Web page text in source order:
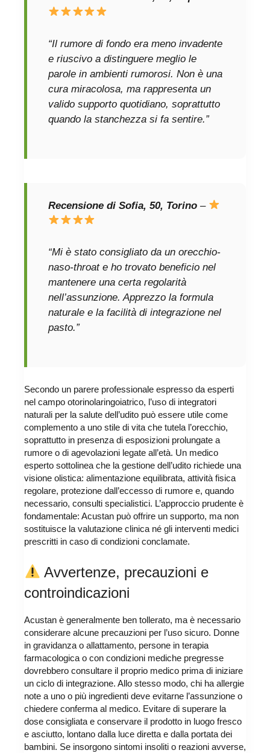
“Il rumore di fondo era meno invadente
e riuscivo a distinguere meglio le
parole in ambienti rumorosi. Non è una
cura miracolosa, ma rappresenta un
valido supporto quotidiano, soprattutto
quando la stanchezza si fa sentire.”
Recensione di Sofia, 50, Torino –
“Mi è stato consigliato da un orecchio-
naso-throat e ho trovato beneficio nel
mantenere una certa regolarità
nell’assunzione. Apprezzo la formula
naturale e la facilità di integrazione nel
pasto.”
Secondo un parere professionale espresso da esperti
nel campo otorinolaringoiatrico, l’uso di integratori
naturali per la salute dell’udito può essere utile come
complemento a uno stile di vita che tutela l’orecchio,
soprattutto in presenza di esposizioni prolungate a
rumore o di agevolazioni legate all’età. Un medico
esperto sottolinea che la gestione dell’udito richiede una
visione olistica: alimentazione equilibrata, attività fisica
regolare, protezione dall’eccesso di rumore e, quando
necessario, consulti specialistici. L’approccio prudente è
fondamentale: Acustan può offrire un supporto, ma non
sostituisce la valutazione clinica né gli interventi medici
prescritti in caso di condizioni conclamate.
Avvertenze, precauzioni e
controindicazioni
Acustan è generalmente ben tollerato, ma è necessario
considerare alcune precauzioni per l’uso sicuro. Donne
in gravidanza o allattamento, persone in terapia
farmacologica o con condizioni mediche pregresse
dovrebbero consultare il proprio medico prima di iniziare
un ciclo di integrazione. Allo stesso modo, chi ha allergie
note a uno o più ingredienti deve evitarne l’assunzione o
chiedere conferma al medico. Evitare di superare la
dose consigliata e conservare il prodotto in luogo fresco
e asciutto, lontano dalla luce diretta e dalla portata dei
bambini. Se insorgono sintomi insoliti o reazioni avverse,